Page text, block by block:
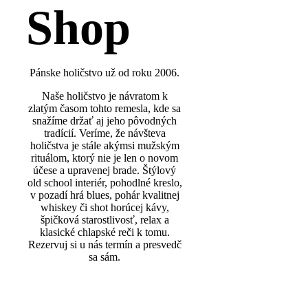
Shop
Pánske holičstvo už od roku 2006.
Naše holičstvo je návratom k
zlatým časom tohto remesla, kde sa
snažíme držať aj jeho pôvodných
tradícií. Veríme, že návšteva
holičstva je stále akýmsi mužským
rituálom, ktorý nie je len o novom
účese a upravenej brade. Štýlový
old school interiér, pohodlné kreslo,
v pozadí hrá blues, pohár kvalitnej
whiskey či shot horúcej kávy,
špičková starostlivosť, relax a
klasické chlapské reči k tomu.
Rezervuj si u nás termín a presvedč
sa sám.